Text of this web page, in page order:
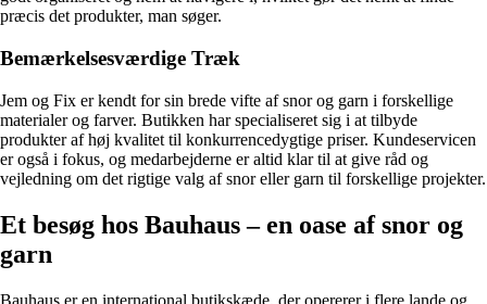
præcis det produkter, man søger.
Bemærkelsesværdige Træk
Jem og Fix er kendt for sin brede vifte af snor og garn i forskellige
materialer og farver. Butikken har specialiseret sig i at tilbyde
produkter af høj kvalitet til konkurrencedygtige priser. Kundeservicen
er også i fokus, og medarbejderne er altid klar til at give råd og
vejledning om det rigtige valg af snor eller garn til forskellige projekter.
Et besøg hos Bauhaus – en oase af snor og
garn
Bauhaus er en international butikskæde, der opererer i flere lande og